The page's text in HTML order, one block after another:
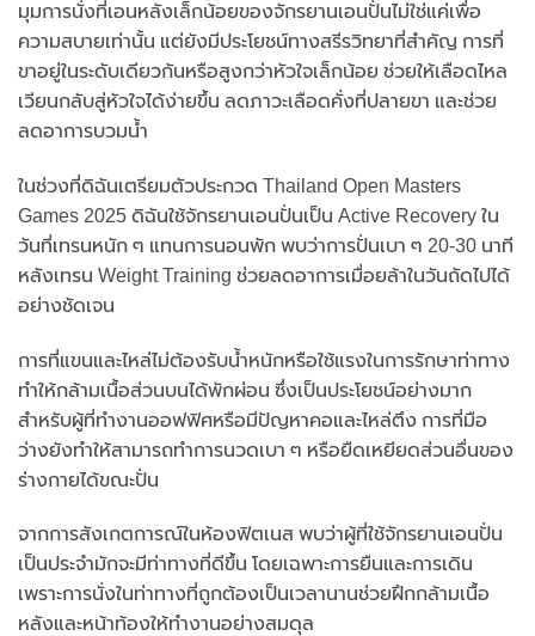
มุมการนั่งที่เอนหลังเล็กน้อยของจักรยานเอนปั่นไม่ใช่แค่เพื่อ
ความสบายเท่านั้น แต่ยังมีประโยชน์ทางสรีรวิทยาที่สำคัญ การที่
ขาอยู่ในระดับเดียวกันหรือสูงกว่าหัวใจเล็กน้อย ช่วยให้เลือดไหล
เวียนกลับสู่หัวใจได้ง่ายขึ้น ลดภาวะเลือดคั่งที่ปลายขา และช่วย
ลดอาการบวมน้ำ
ในช่วงที่ดิฉันเตรียมตัวประกวด Thailand Open Masters
Games 2025 ดิฉันใช้จักรยานเอนปั่นเป็น Active Recovery ใน
วันที่เทรนหนัก ๆ แทนการนอนพัก พบว่าการปั่นเบา ๆ 20-30 นาที
หลังเทรน Weight Training ช่วยลดอาการเมื่อยล้าในวันถัดไปได้
อย่างชัดเจน
การที่แขนและไหล่ไม่ต้องรับน้ำหนักหรือใช้แรงในการรักษาท่าทาง
ทำให้กล้ามเนื้อส่วนบนได้พักผ่อน ซึ่งเป็นประโยชน์อย่างมาก
สำหรับผู้ที่ทำงานออฟฟิศหรือมีปัญหาคอและไหล่ตึง การที่มือ
ว่างยังทำให้สามารถทำการนวดเบา ๆ หรือยืดเหยียดส่วนอื่นของ
ร่างกายได้ขณะปั่น
จากการสังเกตการณ์ในห้องฟิตเนส พบว่าผู้ที่ใช้จักรยานเอนปั่น
เป็นประจำมักจะมีท่าทางที่ดีขึ้น โดยเฉพาะการยืนและการเดิน
เพราะการนั่งในท่าทางที่ถูกต้องเป็นเวลานานช่วยฝึกกล้ามเนื้อ
หลังและหน้าท้องให้ทำงานอย่างสมดุล